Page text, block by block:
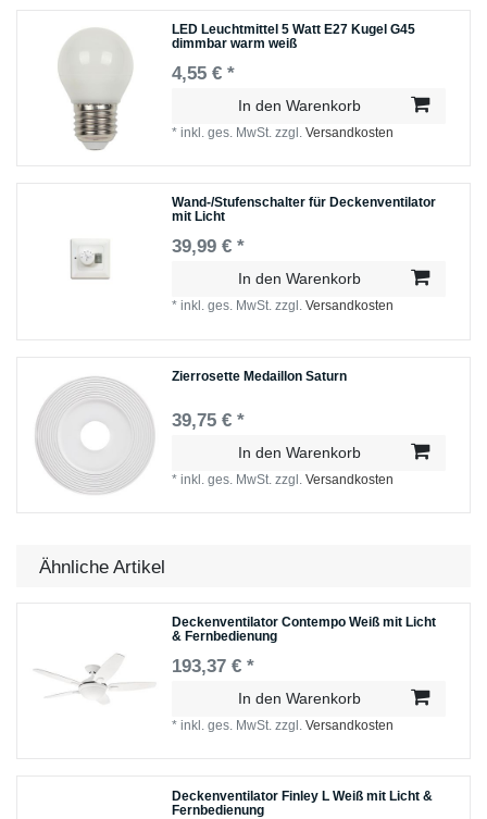
LED Leuchtmittel 5 Watt E27 Kugel G45
dimmbar warm weiß
4,55 € *
In den Warenkorb
*inkl. ges. MwSt. zzgl.Versandkosten
Wand-/Stufenschalter für Deckenventilator
mit Licht
39,99 € *
In den Warenkorb
*inkl. ges. MwSt. zzgl.Versandkosten
Zierrosette Medaillon Saturn
39,75 € *
In den Warenkorb
*inkl. ges. MwSt. zzgl.Versandkosten
Ähnliche Artikel
Deckenventilator Contempo Weiß mit Licht
& Fernbedienung
193,37 € *
In den Warenkorb
*inkl. ges. MwSt. zzgl.Versandkosten
Deckenventilator Finley L Weiß mit Licht &
Fernbedienung